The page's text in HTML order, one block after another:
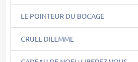
LE POINTEUR DU BOCAGE
CRUEL DILEMME